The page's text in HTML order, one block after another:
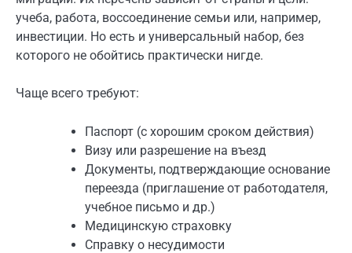
учеба, работа, воссоединение семьи или, например,
инвестиции. Но есть и универсальный набор, без
которого не обойтись практически нигде.
Чаще всего требуют:
Паспорт (с хорошим сроком действия)
Визу или разрешение на въезд
Документы, подтверждающие основание
переезда (приглашение от работодателя,
учебное письмо и др.)
Медицинскую страховку
Справку о несудимости